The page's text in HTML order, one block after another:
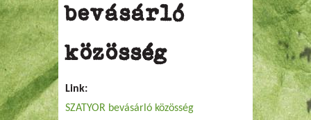
bevásárló
közösség
Link:
SZATYOR bevásárló közösség